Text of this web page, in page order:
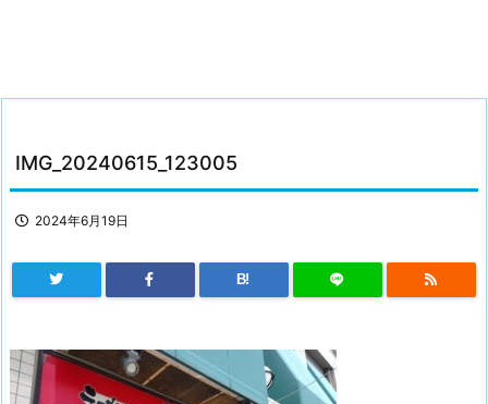
IMG_20240615_123005
2024年6月19日
B!